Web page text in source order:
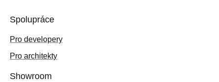
Spolupráce
Pro developery
Pro architekty
Showroom